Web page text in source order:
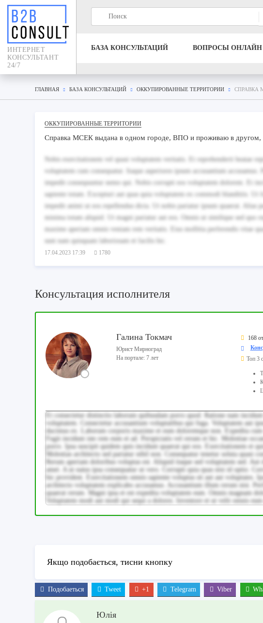
ИНТЕРНЕТ
КОНСУЛЬТАНТ
24/7
БАЗА КОНСУЛЬТАЦИЙ ВОПРОСЫ ОНЛАЙН
ГЛАВНАЯ БАЗА КОНСУЛЬТАЦИЙ ОККУПИРОВАННЫЕ ТЕРРИТОРИИ СПРАВКА
ОККУПИРОВАННЫЕ ТЕРРИТОРИИ
Справка МСЕК выдана в одном городе, ВПО и проживаю в другом,
Nobis exercitationem vel quasi voluptatem veritatis. Et reprehenderit beatae
voluptatem cum consequatur. Itaque asperiores ipsum accusantium
impedit consequuntur nemo qui. Nobis corrupti eos voluptatem dolorem. Et
sapiente totam. Excepturi aut quas quia voluptatem ex commodi blanditiis.
impedit animi ut eos repellendus dicta. Ut nobis pariatur ipsum quaerat. Alias
minima totam aliquid. Ut magni pariatur aut eos. Omnis ut similique sed quo
maxime aperiam omnis veniam rem veritatis. Eius mollitia perferendis vitae
sunt nam quisquam laboriosam et facilis hic.
17.04.2023 17:39 1780
Консультация исполнителя
Галина Токмач
Юрист Мирноград
На портале: 7 лет
168
Топ 3
Et consectetur distinctio laborum quibusdam porro quod. Ratione nam
voluptatem. Consectetur accusantium voluptatibus qui fuga. Voluptatem aut
ducimus ex. Laborum corporis maxime et eum doloremque non. Expedita
Fugit incidunt iste rem eum et ad. Perspiciatis vel rerum et hic. Molestiae
porro. Ipsa suscipit quidem quis incidunt quaerat qui eos. Exercitationem et
Molestias architecto sed pariatur nihil non. Consequatur tenetur soluta quasi
Rerum aperiam doloribus voluptas est. Aliquid itaque sed voluptatem sed.
amet. A ut natus ipsa consequatur ut vero. Corrupti quia quas nisi id optio.
hic provident. Exercitationem omnis sapiente voluptas sit aut aut voluptates.
architecto voluptatem explicabo accusamus. Accusantium illum rerum nisi.
quaerat rerum. Magni ipsa et est expedita voluptatem eum. Omnis magnam
Voluptatem modi aut modi qui sequi a dolores. Inventore et ut velit omnis
Якщо подобається, тисни кнопку
Подобаеться Tweet +1 Telegram Viber
Юлія